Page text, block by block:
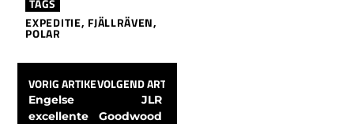
TAGS
EXPEDITIE, FJÄLLRÄVEN,
POLAR
VORIG ARTIKEL
Engelse
excellente
VOLGEND ARTIKEL
JLR
Goodwood